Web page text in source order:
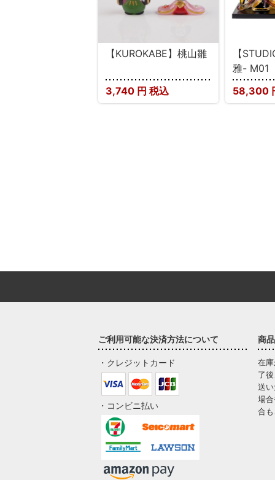
【KUROKABE】桃山雛
3,740 円 税込
【
雅- M01
58,300
ご利用可能な決済方法について
・クレジットカード
・コンビニ払い
商
在
了
送
場
合